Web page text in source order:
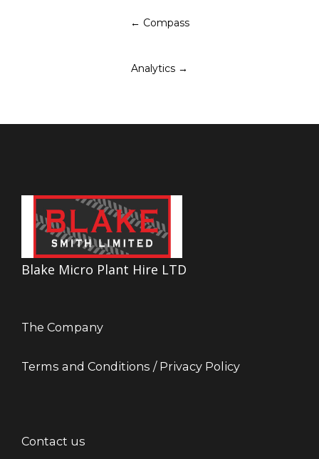
← Compass
Analytics →
Blake Micro Plant Hire LTD
The Company
Terms and Conditions / Privacy Policy
Contact us